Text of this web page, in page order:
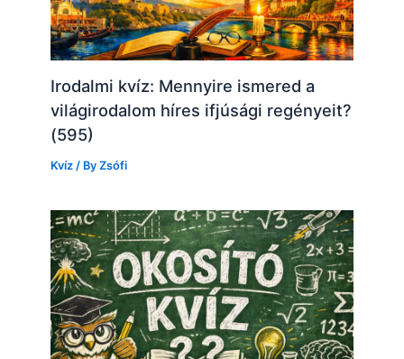
Irodalmi kvíz: Mennyire ismered a
világirodalom híres ifjúsági regényeit?
(595)
Kvíz / ByZsófi